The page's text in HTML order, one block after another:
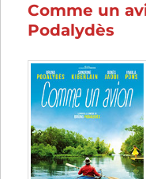
Tardieu
Comme un
Podalydès